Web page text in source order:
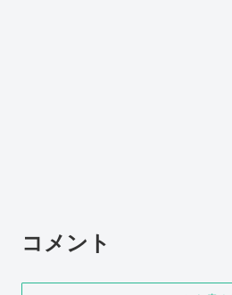
コメント